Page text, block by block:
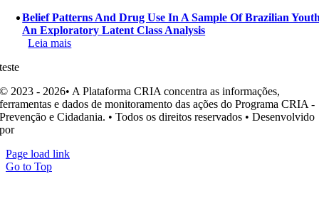
Belief Patterns And Drug Use In A Sample Of Brazilian
An Exploratory Latent Class Analysis
Leia mais
teste
© 2023 - 2026• A Plataforma CRIA concentra as informações,
ferramentas e dados de monitoramento das ações do Programa CRIA -
Prevenção e Cidadania. • Todos os direitos reservados • Desenvolvido
por
Page load link
Go to Top